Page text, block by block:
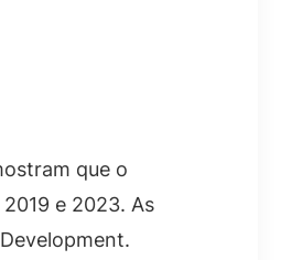
que o
e 2023. As